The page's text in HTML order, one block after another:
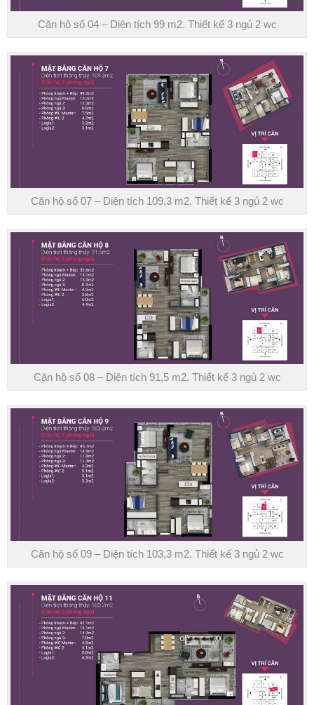
Căn hộ số 04 – Diện tích 99 m2. Thiết kế 3 ngủ 2 wc
Căn hộ số 07 – Diện tích 109,3 m2. Thiết kế 3 ngủ 2 wc
Căn hộ số 08 – Diện tích 91,5 m2. Thiết kế 3 ngủ 2 wc
Căn hộ số 09 – Diện tích 103,3 m2. Thiết kế 3 ngủ 2 wc